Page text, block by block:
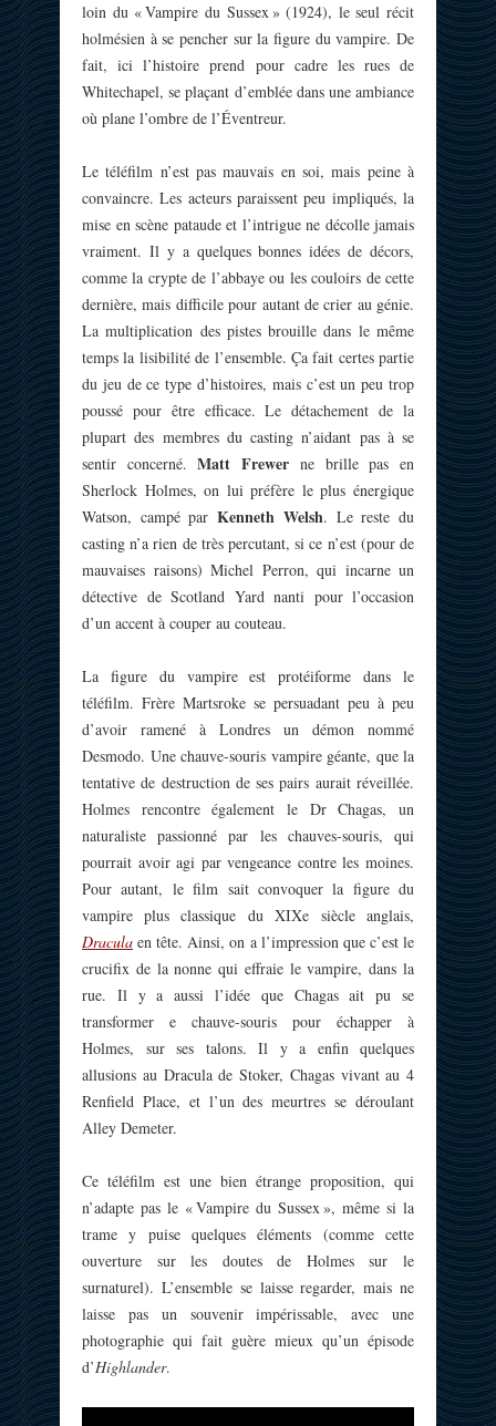
loin du « Vampire du Sussex » (1924), le seul récit
holmésien à se pencher sur la figure du vampire. De
fait, ici l’histoire prend pour cadre les rues de
Whitechapel, se plaçant d’emblée dans une ambiance
où plane l’ombre de l’Éventreur.
Le téléfilm n’est pas mauvais en soi, mais peine à
convaincre. Les acteurs paraissent peu impliqués, la
mise en scène pataude et l’intrigue ne décolle jamais
vraiment. Il y a quelques bonnes idées de décors,
comme la crypte de l’abbaye ou les couloirs de cette
dernière, mais difficile pour autant de crier au génie.
La multiplication des pistes brouille dans le même
temps la lisibilité de l’ensemble. Ça fait certes partie
du jeu de ce type d’histoires, mais c’est un peu trop
poussé pour être efficace. Le détachement de la
plupart des membres du casting n’aidant pas à se
sentir concerné.Matt Frewer ne brille pas en
Sherlock Holmes, on lui préfère le plus énergique
Watson, campé parKenneth Welsh. Le reste du
casting n’a rien de très percutant, si ce n’est (pour de
mauvaises raisons) Michel Perron, qui incarne un
détective de Scotland Yard nanti pour l’occasion
d’un accent à couper au couteau.
La figure du vampire est protéiforme dans le
téléfilm. Frère Martsroke se persuadant peu à peu
d’avoir ramené à Londres un démon nommé
Desmodo. Une chauve-souris vampire géante, que la
tentative de destruction de ses pairs aurait réveillée.
Holmes rencontre également le Dr Chagas, un
naturaliste passionné par les chauves-souris, qui
pourrait avoir agi par vengeance contre les moines.
Pour autant, le film sait convoquer la figure du
vampire plus classique du XIXe siècle anglais,
Dracula en tête. Ainsi, on a l’impression que c’est le
crucifix de la nonne qui effraie le vampire, dans la
rue. Il y a aussi l’idée que Chagas ait pu se
transformer e chauve-souris pour échapper à
Holmes, sur ses talons. Il y a enfin quelques
allusions au Dracula de Stoker, Chagas vivant au 4
Renfield Place, et l’un des meurtres se déroulant
Alley Demeter.
Ce téléfilm est une bien étrange proposition, qui
n’adapte pas le « Vampire du Sussex », même si la
trame y puise quelques éléments (comme cette
ouverture sur les doutes de Holmes sur le
surnaturel). L’ensemble se laisse regarder, mais ne
laisse pas un souvenir impérissable, avec une
photographie qui fait guère mieux qu’un épisode
d’Highlander.